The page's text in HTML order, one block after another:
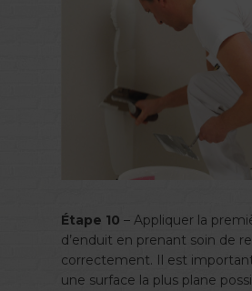
Étape 10 – Appliquer la
d’enduit en prenant soin de
correctement. Il est
une surface la plus plane